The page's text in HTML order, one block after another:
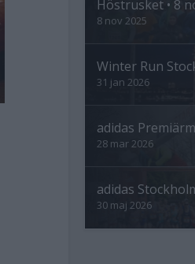
Höstrusket • 8
8 nov 2025
Winter Run
31 jan 2026
adidas
28 mar 2026
adidas
30 maj 2026